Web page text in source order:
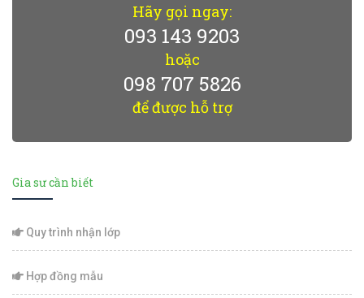
Hãy gọi ngay:
093 143 9203
hoặc
098 707 5826
để được hỗ trợ
Gia sư cần biết
Quy trình nhận lớp
Hợp đồng mẫu